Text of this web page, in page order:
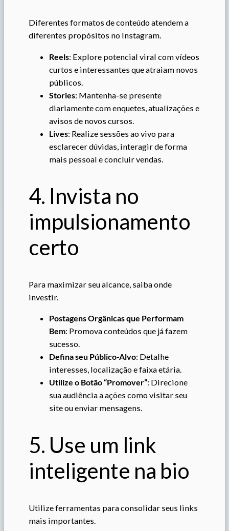
Diferentes formatos de conteúdo atendem a
diferentes propósitos no Instagram.
Reels: Explore potencial viral com vídeos
curtos e interessantes que atraiam novos
públicos.
Stories: Mantenha-se presente
diariamente com enquetes, atualizações e
avisos de novos cursos.
Lives: Realize sessões ao vivo para
esclarecer dúvidas, interagir de forma
mais pessoal e concluir vendas.
4. Invista no
impulsionamento
certo
Para maximizar seu alcance, saiba onde
investir.
Postagens Orgânicas que Performam
Bem: Promova conteúdos que já fazem
sucesso.
Defina seu Público-Alvo: Detalhe
interesses, localização e faixa etária.
Utilize o Botão “Promover”: Direcione
sua audiência a ações como visitar seu
site ou enviar mensagens.
5. Use um link
inteligente na bio
Utilize ferramentas para consolidar seus links
mais importantes.